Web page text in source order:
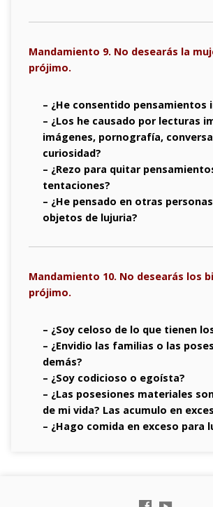
Mandamiento 9. No desearás la
prójimo.
– ¿He consentido pensamientos
– ¿Los he causado por lecturas
imágenes, pornografía,
curiosidad?
– ¿Rezo para quitar
tentaciones?
– ¿He pensado en otras
objetos de lujuria?
Mandamiento 10. No desearás los
prójimo.
– ¿Soy celoso de lo que tienen
– ¿Envidio las familias o las
demás?
– ¿Soy codicioso o egoísta?
– ¿Las posesiones materiales
de mi vida? Las acumulo en
– ¿Hago comida en exceso para